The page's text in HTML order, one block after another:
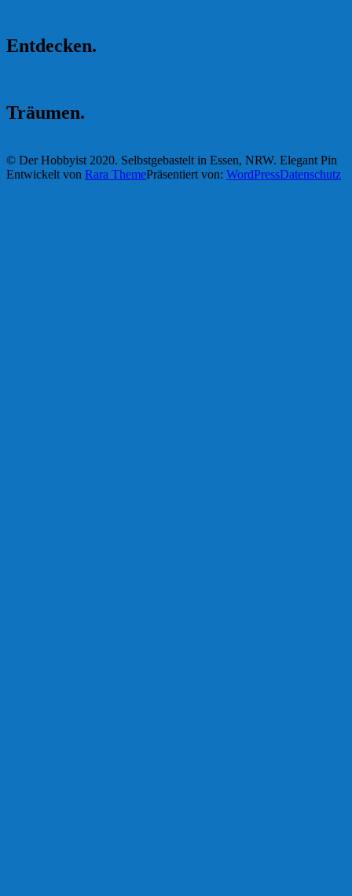
Entdecken.
Träumen.
© Der Hobbyist 2020. Selbstgebastelt in Essen, NRW. Elegant Pin
Entwickelt von Rara ThemePräsentiert von: WordPressDatenschutz